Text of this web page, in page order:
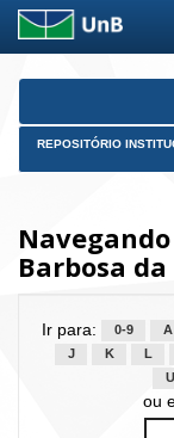
Skip
REPOSITÓRIO
Barbosa da
Ir para: 0-9 A
J
K L
U
ou